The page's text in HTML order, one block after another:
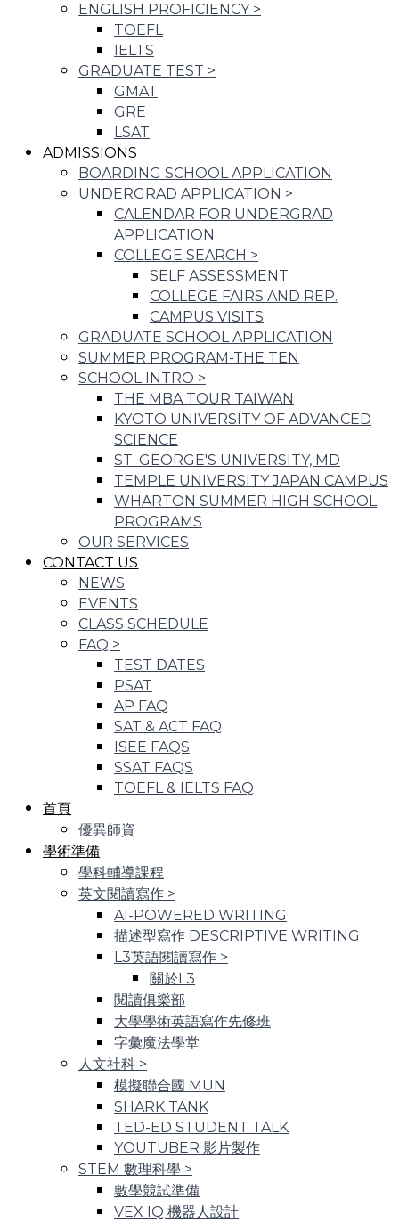
ENGLISH PROFICIENCY >
TOEFL
IELTS
GRADUATE TEST >
GMAT
GRE
LSAT
ADMISSIONS
BOARDING SCHOOL APPLICATION
UNDERGRAD APPLICATION >
CALENDAR FOR UNDERGRAD
APPLICATION
COLLEGE SEARCH >
SELF ASSESSMENT
COLLEGE FAIRS AND REP.
CAMPUS VISITS
GRADUATE SCHOOL APPLICATION
SUMMER PROGRAM-THE TEN
SCHOOL INTRO >
THE MBA TOUR TAIWAN
KYOTO UNIVERSITY OF ADVANCED
SCIENCE
ST. GEORGE'S UNIVERSITY, MD
TEMPLE UNIVERSITY JAPAN CAMPUS
WHARTON SUMMER HIGH SCHOOL
PROGRAMS
OUR SERVICES
CONTACT US
NEWS
EVENTS
CLASS SCHEDULE
FAQ >
TEST DATES
PSAT
AP FAQ
SAT & ACT FAQ
ISEE FAQS
SSAT FAQS
TOEFL & IELTS FAQ
首頁
優異師資
學術準備
學科輔導課程
英文閱讀寫作 >
AI-POWERED WRITING
描述型寫作 DESCRIPTIVE WRITING
L3英語閱讀寫作 >
關於L3
閱讀俱樂部
大學學術英語寫作先修班
字彙魔法學堂
人文社科 >
模擬聯合國 MUN
SHARK TANK
TED-ED STUDENT TALK
YOUTUBER 影片製作
STEM 數理科學 >
數學競試準備
VEX IQ 機器人設計